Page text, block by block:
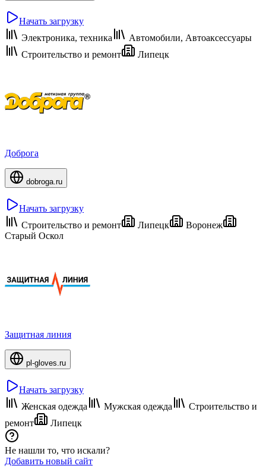
Начать загрузку
Электроника, техника
Автомобили, Автоаксессуары
Строительство и ремонт
Липецк
Доброга
dobroga.ru
Начать загрузку
Строительство и ремонт
Липецк
Воронеж
Старый Оскол
Защитная линия
pl-gloves.ru
Начать загрузку
Женская одежда
Мужская одежда
Строительство и
ремонт
Липецк
Не нашли то, что искали?
Добавить новый сайт